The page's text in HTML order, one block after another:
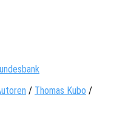
/ Thomas Kubo /